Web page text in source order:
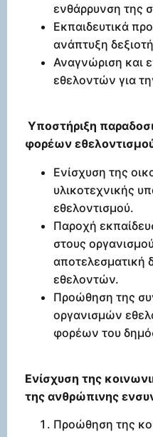
ενθάρρυνση της
Εκπαιδευτικά
ανάπτυξη
Αναγνώριση και
εθελοντών για
Υποστήριξη
φορέων
Ενίσχυση της
υλικοτεχνικής
εθελοντισμού.
Παροχή
στους
αποτελεσματική
εθελοντών.
Προώθηση της
οργανισμών
φορέων του
Ενίσχυση της
της ανθρώπινης
Προώθηση της